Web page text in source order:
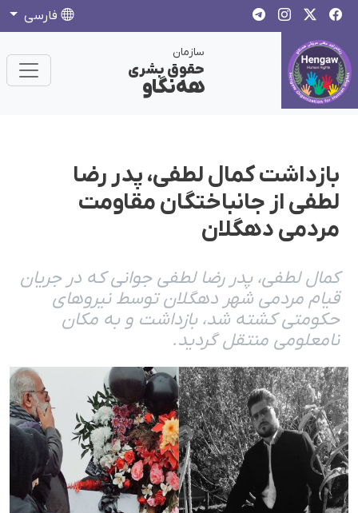
فارسی
سازمان
حقوق بشری
هەنگاو
بازداشت کمال لطفی، پدر رضا
لطفی از جانباختگان مقاومت
مردمی دهگلان
کمال لطفی، پدر رضا لطفی جوانی که در جریان
قیام مردمی شهر دهگلان توسط نیروهای
حکومتی کشته شد، بازداشت و به مکان
نامعلومی منتقل گردید.